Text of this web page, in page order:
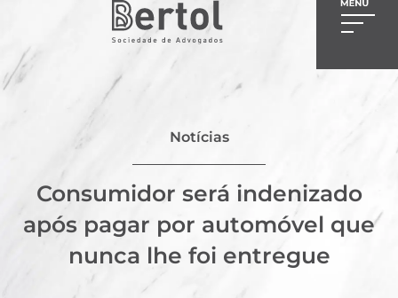
Notícias
Consumidor será indenizado
após pagar por automóvel que
nunca lhe foi entregue